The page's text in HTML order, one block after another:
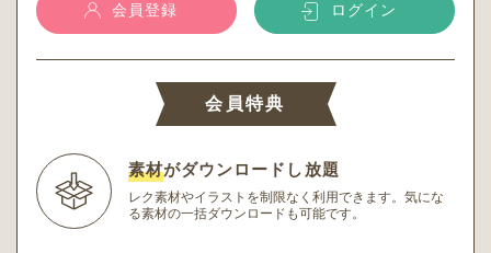
会員登録 ログイン
会員特典
素材がダウンロードし放題
レク素材やイラストを制限なく利用できます。 気にな
る素材の一括ダウンロードも可能です。